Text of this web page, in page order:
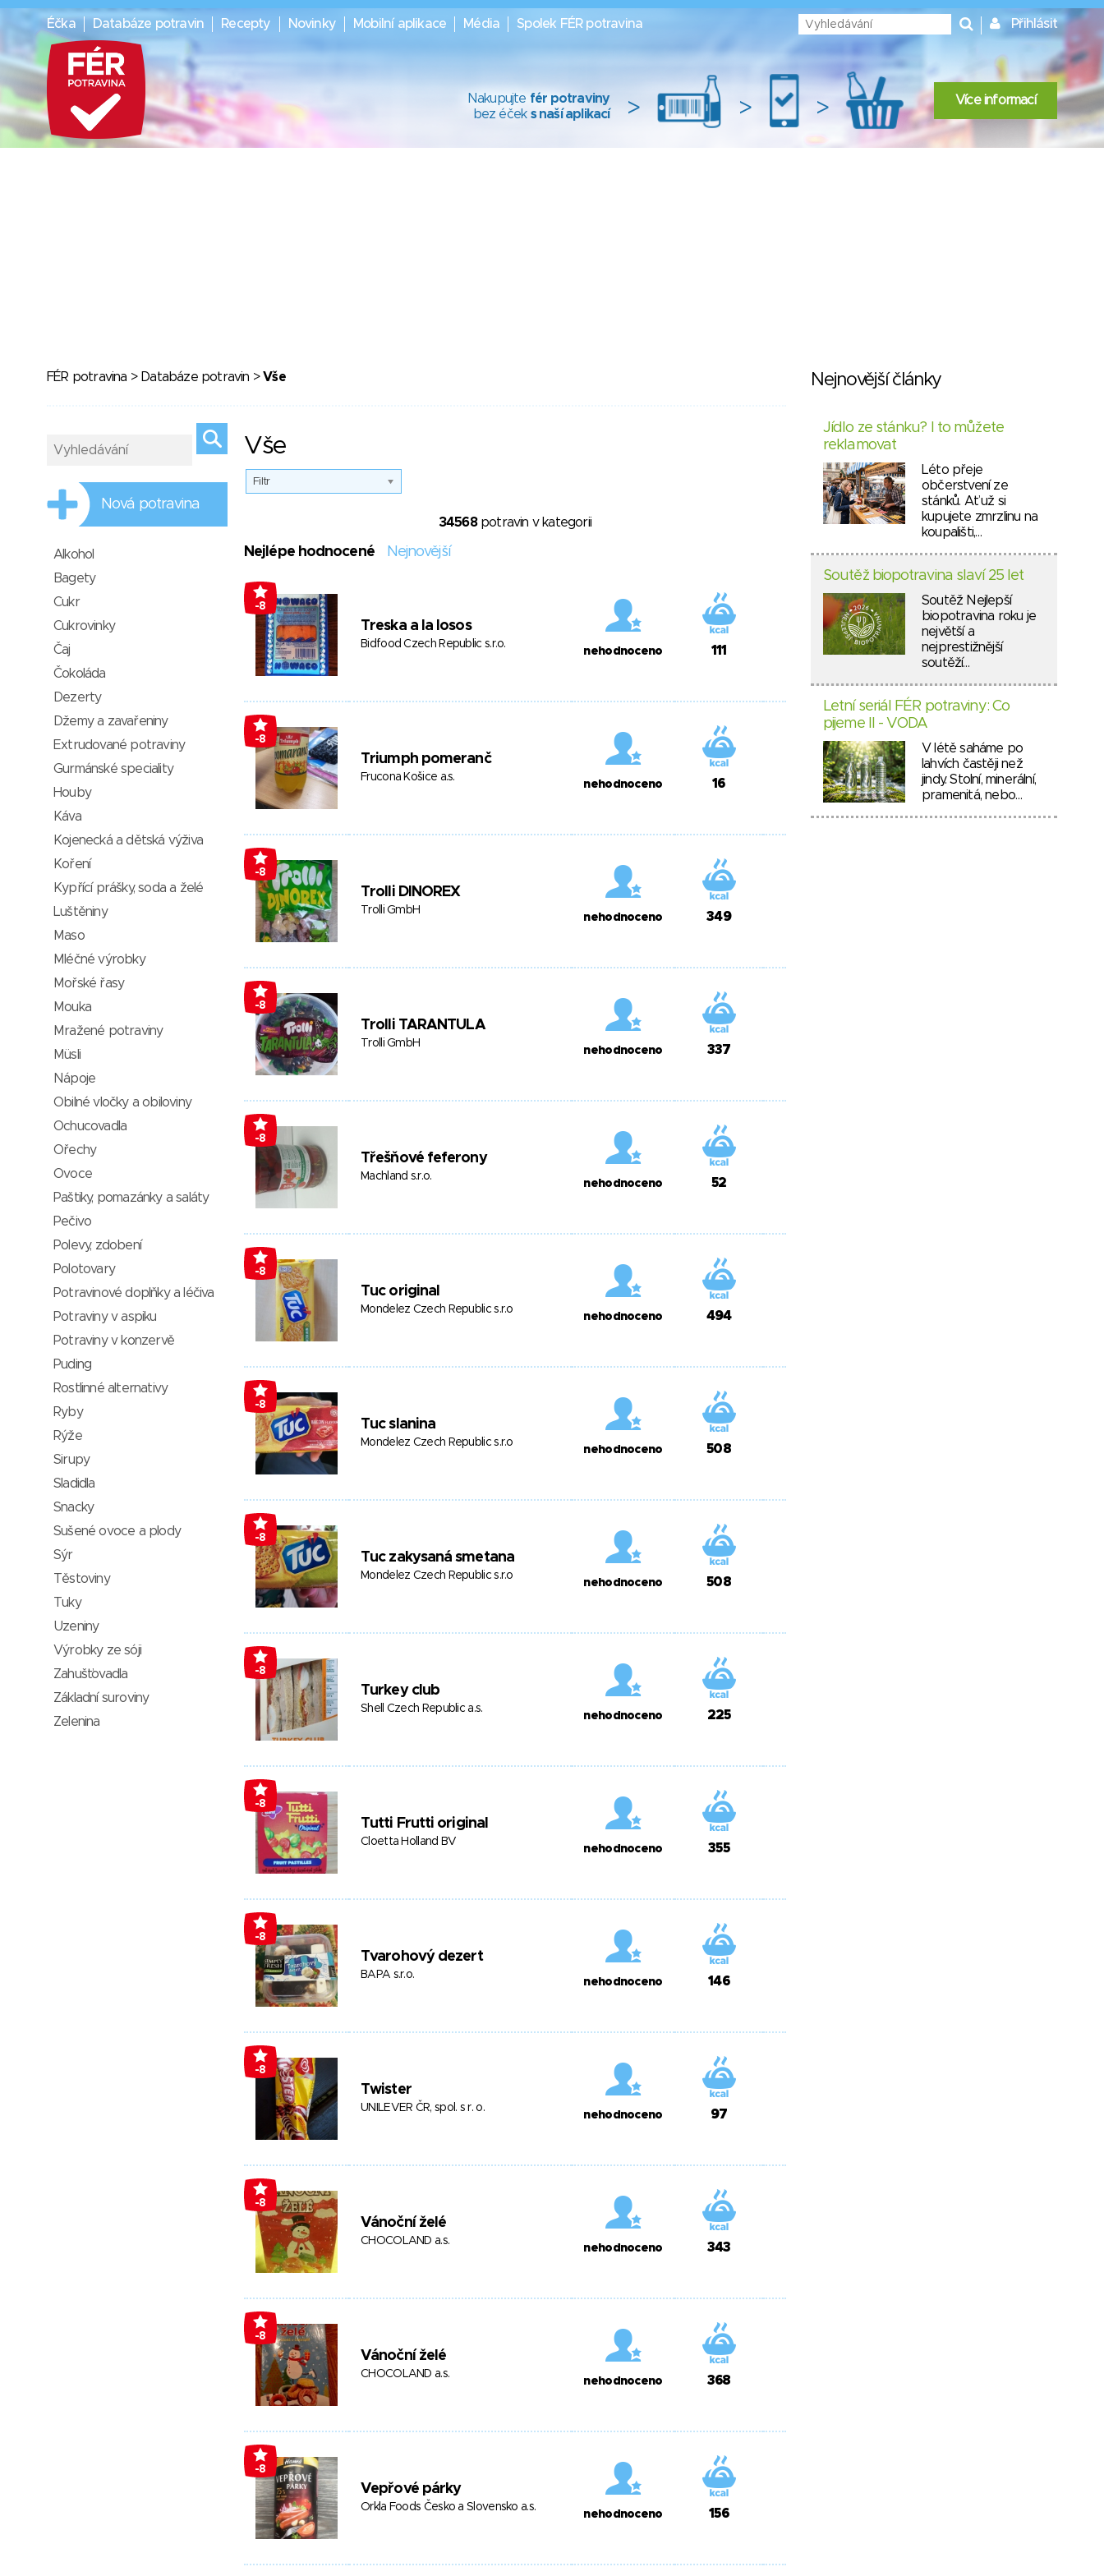
Éčka Databáze potravin Recepty Novinky Mobilní aplikace Média Spolek FÉR potravina Přihlásit
Nakupujte fér potraviny
bez éček s naší aplikací > > > Více informací
FÉR potravina > Databáze potravin >Vše
Vše
Filtr
34568potravin v kategorii
Nejlépe hodnocené Nejnovější
-8
Treska a la losos
Bidfood Czech Republic s.r.o.
nehodnoceno 111
-8
Triumph pomeranč
Frucona Košice a.s.
nehodnoceno 16
-8
Trolli DINOREX
Trolli GmbH
nehodnoceno 349
-8
Trolli TARANTULA
Trolli GmbH
nehodnoceno 337
-8
Třešňové feferony
Machland s.r.o.
nehodnoceno 52
-8
Tuc original
Mondelez Czech Republic s.r.o
nehodnoceno 494
-8
Tuc slanina
Mondelez Czech Republic s.r.o
nehodnoceno 508
-8
Tuc zakysaná smetana
Mondelez Czech Republic s.r.o
nehodnoceno 508
-8
Turkey club
Shell Czech Republic a.s.
nehodnoceno 225
-8
Tutti Frutti original
Cloetta Holland BV
nehodnoceno 355
-8
Tvarohový dezert
BAPA s.r.o.
nehodnoceno 146
-8
Twister
UNILEVER ČR, spol. s r. o.
nehodnoceno 97
-8
Vánoční želé
CHOCOLAND a.s.
nehodnoceno 343
-8
Vánoční želé
CHOCOLAND a.s.
nehodnoceno 368
-8
Vepřové párky
Orkla Foods Česko a Slovensko a.s.
nehodnoceno 156
Nová potravina
Alkohol
Bagety
Cukr
Cukrovinky
Čaj
Čokoláda
Dezerty
Džemy a zavařeniny
Extrudované potraviny
Gurmánské speciality
Houby
Káva
Kojenecká a dětská výživa
Koření
Kypřící prášky, soda a želé
Luštěniny
Maso
Mléčné výrobky
Mořské řasy
Mouka
Mražené potraviny
Müsli
Nápoje
Obilné vločky a obiloviny
Ochucovadla
Ořechy
Ovoce
Paštiky, pomazánky a saláty
Pečivo
Polevy, zdobení
Polotovary
Potravinové doplňky a léčiva
Potraviny v aspiku
Potraviny v konzervě
Puding
Rostlinné alternativy
Ryby
Rýže
Sirupy
Sladidla
Snacky
Sušené ovoce a plody
Sýr
Těstoviny
Tuky
Uzeniny
Výrobky ze sóji
Zahušťovadla
Základní suroviny
Zelenina
Nejnovější články
Jídlo ze stánku? I to můžete
reklamovat
Léto přeje
občerstvení ze
stánků. Ať už si
kupujete zmrzlinu na
koupališti,…
Soutěž biopotravina slaví 25 let
Soutěž Nejlepší
biopotravina roku je
největší a
nejprestižnější
soutěží…
Letní seriál FÉR potraviny: Co
pijeme II - VODA
V létě saháme po
lahvích častěji než
jindy. Stolní, minerální,
pramenitá, nebo…